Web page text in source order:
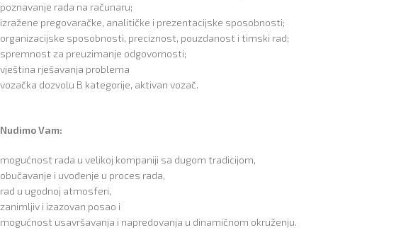
poznavanje rada na računaru;
izražene pregovaračke, analitičke i prezentacijske sposobnosti;
organizacijske sposobnosti, preciznost, pouzdanost i timski rad;
spremnost za preuzimanje odgovornosti;
vještina rješavanja problema
vozačka dozvolu B kategorije, aktivan vozač.
Nudimo Vam:
mogućnost rada u velikoj kompaniji sa dugom tradicijom,
obučavanje i uvođenje u proces rada,
rad u ugodnoj atmosferi,
zanimljiv i izazovan posao i
mogućnost usavršavanja i napredovanja u dinamičnom okruženju.